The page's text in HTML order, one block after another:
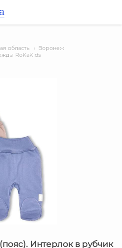
область › Воронеж
RoKaKids
Интерлок в рубчик